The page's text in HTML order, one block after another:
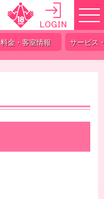
料金・客室情報 サービス